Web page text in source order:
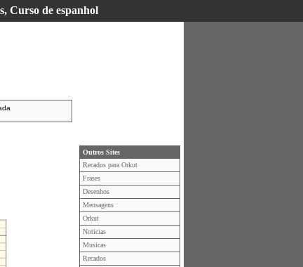
Curso de espanhol
Outros Sites
Recados para Orkut
Frases
Desenhos
Mensagens
Orkut
Noticias
Musicas
Recados